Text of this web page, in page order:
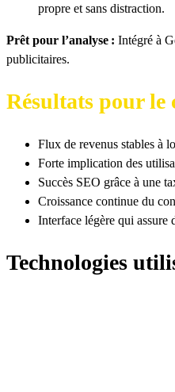
propre et sans distraction.
Prêt pour l’analyse : Intégré à
publicitaires.
Résultats pour le
Flux de revenus stables à
Forte implication des
Succès SEO grâce à une
Croissance continue du
Interface légère qui assure
Technologies